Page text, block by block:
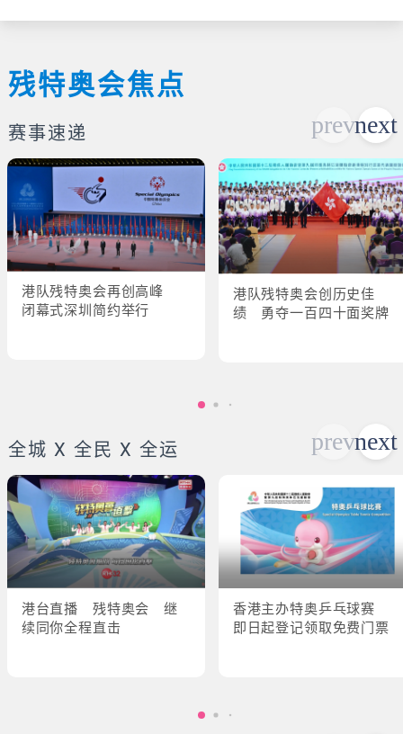
残特奥会焦点
赛事速递
港队残特奥会再创高峰
闭幕式深圳简约举行
港队残特奥会创历史佳
绩 勇夺一百四十面奖牌
全城 X 全民 X 全运
港台直播 残特奥会 继
续同你全程直击
香港主办特奥乒乓球赛
即日起登记领取免费门票